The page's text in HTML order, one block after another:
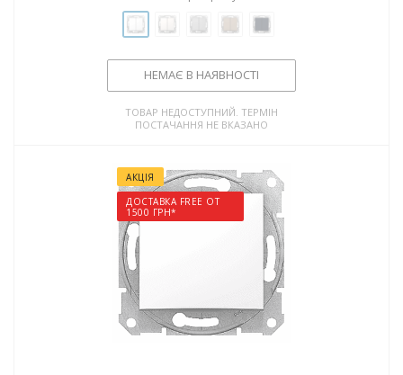
НЕМАЄ В НАЯВНОСТІ
ТОВАР НЕДОСТУПНИЙ. ТЕРМІН
ПОСТАЧАННЯ НЕ ВКАЗАНО
АКЦІЯ
ДОСТАВКА FREE ОТ
1500 ГРН*